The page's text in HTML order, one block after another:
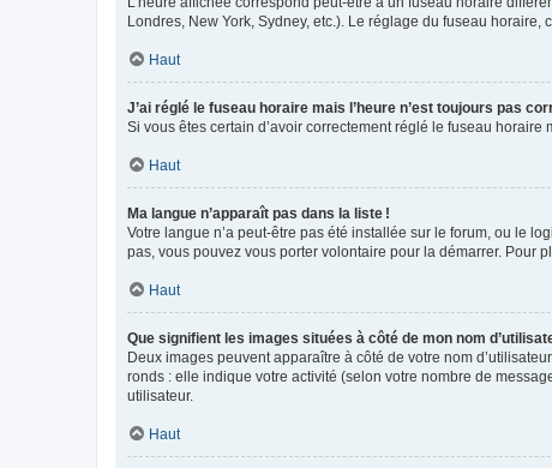
Londres, New York, Sydney, etc.). Le réglage du fuseau horaire,
Haut
J’ai réglé le fuseau horaire mais l’heure n’est toujours pas
Si vous êtes certain d’avoir correctement réglé le fuseau
Haut
Ma langue n’apparaît pas dans la liste !
Votre langue n’a peut-être pas été installée sur le forum, ou le
pas, vous pouvez vous porter volontaire pour la démarrer. Pour
Haut
Que signifient les images situées à côté de mon nom
Deux images peuvent apparaître à côté de votre nom
ronds : elle indique votre activité (selon votre nombre de
utilisateur.
Haut